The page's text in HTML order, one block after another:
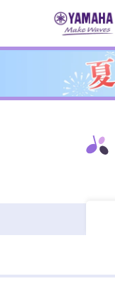
ンツに